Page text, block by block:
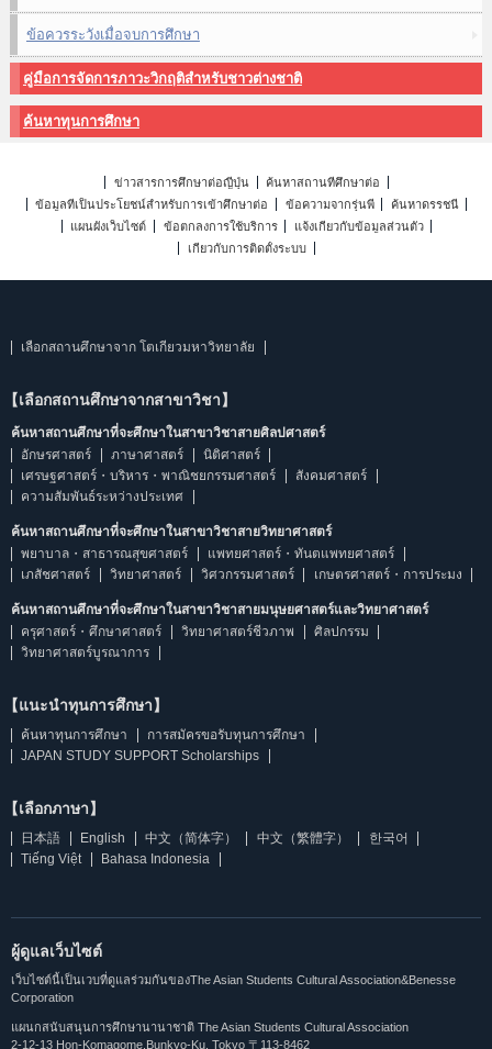
ข้อควรระวังเมื่อจบการศึกษา
คู่มือการจัดการภาวะวิกฤติสำหรับชาวต่างชาติ
ค้นหาทุนการศึกษา
ข่าวสารการศึกษาต่อญี่ปุ่น
ค้นหาสถานที่ศึกษาต่อ
ข้อมูลที่เป็นประโยชน์สำหรับการเข้าศึกษาต่อ
ข้อความจากรุ่นพี่
ค้นหาดรรชนี
แผนผังเว็บไซต์
ข้อตกลงการใช้บริการ
แจ้งเกี่ยวกับข้อมูลส่วนตัว
เกี่ยวกับการติดตั้งระบบ
เลือกสถานศึกษาจาก โตเกียวมหาวิทยาลัย
【เลือกสถานศึกษาจากสาขาวิชา】
ค้นหาสถานศึกษาที่จะศึกษาในสาขาวิชาสายศิลปศาสตร์
อักษรศาสตร์
ภาษาศาสตร์
นิติศาสตร์
เศรษฐศาสตร์・บริหาร・พาณิชยกรรมศาสตร์
สังคมศาสตร์
ความสัมพันธ์ระหว่างประเทศ
ค้นหาสถานศึกษาที่จะศึกษาในสาขาวิชาสายวิทยาศาสตร์
พยาบาล・สาธารณสุขศาสตร์
แพทยศาสตร์・ทันตแพทยศาสตร์
เภสัชศาสตร์
วิทยาศาสตร์ วิศวกรรมศาสตร์ เกษตรศาสตร์・การประมง
ค้นหาสถานศึกษาที่จะศึกษาในสาขาวิชาสายมนุษยศาสตร์และวิทยาศาสตร์
ครุศาสตร์・ศึกษาศาสตร์
วิทยาศาสตร์ชีวภาพ
ศิลปกรรม
วิทยาศาสตร์บูรณาการ
【แนะนำทุนการศึกษา】
ค้นหาทุนการศึกษา
การสมัครขอรับทุนการศึกษา
JAPAN STUDY SUPPORT Scholarships
【เลือกภาษา】
日本語 English 中文（简体字） 中文（繁體字）
한국어
Tiếng Việt
Bahasa Indonesia
ผู้ดูแลเว็บไซต์
เว็บไซต์นี้เป็นเวบที่ดูแลร่วมกันของThe Asian Students Cultural Association&Benesse
Corporation
แผนกสนับสนุนการศึกษานานาชาติ The Asian Students Cultural Association
2-12-13 Hon-Komagome,Bunkyo-Ku, Tokyo 〒113-8462